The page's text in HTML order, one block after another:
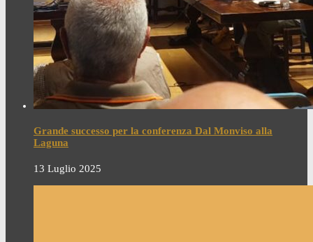
Grande successo per la conferenza Dal Monviso alla
Laguna
13 Luglio 2025